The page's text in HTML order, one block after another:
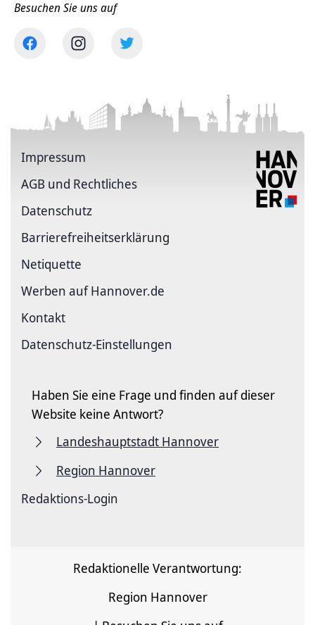
Besuchen Sie uns auf
Impressum
AGB und Rechtliches
Datenschutz
Barriere­freiheits­erklärung
Netiquette
Werben auf Hannover.de
Kontakt
Datenschutz-Einstellungen
Haben Sie eine Frage und finden auf dieser
Website keine Antwort?
Landeshauptstadt Hannover
Region Hannover
Redaktions-Login
Redaktionelle Verantwortung:
Region Hannover